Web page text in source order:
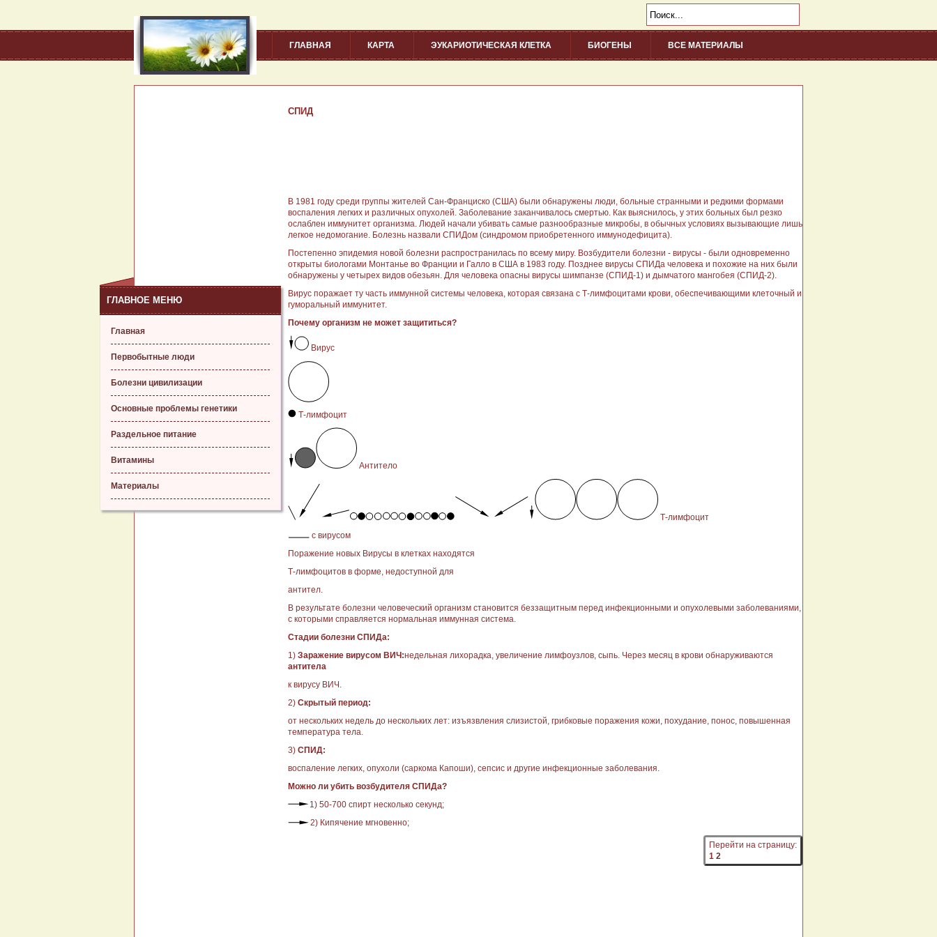
ГЛАВНАЯ КАРТА ЭУКАРИОТИЧЕСКАЯ КЛЕТКА БИОГЕНЫ ВСЕ МАТЕРИАЛЫ
ГЛАВНОЕ МЕНЮ
Главная
Первобытные люди
Болезни цивилизации
Основные проблемы генетики
Раздельное питание
Витамины
Материалы
СПИД
В 1981 году среди группы жителей Сан-Франциско (США) были обнаружены люди, больные странными и редкими формами
воспаления легких и различных опухолей. Заболевание заканчивалось смертью. Как выяснилось, у этих больных был резко
ослаблен иммунитет организма. Людей начали убивать самые разнообразные микробы, в обычных условиях вызывающие лишь
легкое недомогание. Болезнь назвали СПИДом (синдромом приобретенного иммунодефицита).
Постепенно эпидемия новой болезни распространилась по всему миру. Возбудители болезни - вирусы - были одновременно
открыты биологами Монтанье во Франции и Галло в США в 1983 году. Позднее вирусы СПИДа человека и похожие на них были
обнаружены у четырех видов обезьян. Для человека опасны вирусы шимпанзе (СПИД-1) и дымчатого мангобея (СПИД-2).
Вирус поражает ту часть иммунной системы человека, которая связана с Т-лимфоцитами крови, обеспечивающими клеточный и
гуморальный иммунитет.
Почему организм не может защититься?
Вирус
Т-лимфоцит
Антитело
Т-лимфоцит
с вирусом
Поражение новых Вирусы в клетках находятся
Т-лимфоцитов в форме, недоступной для
антител.
В результате болезни человеческий организм становится беззащитным перед инфекционными и опухолевыми заболеваниями,
с которыми справляется нормальная иммунная система.
Стадии болезни СПИДа:
1) Заражение вирусом ВИЧ:недельная лихорадка, увеличение лимфоузлов, сыпь. Через месяц в крови обнаруживаются
антитела
к вирусу ВИЧ.
2) Скрытый период:
от нескольких недель до нескольких лет: изъязвления слизистой, грибковые поражения кожи, похудание, понос, повышенная
температура тела.
3) СПИД:
воспаление легких, опухоли (саркома Капоши), сепсис и другие инфекционные заболевания.
Можно ли убить возбудителя СПИДа?
1) 50-700 спирт несколько секунд;
2) Кипячение мгновенно;
Перейти на страницу:
1 2